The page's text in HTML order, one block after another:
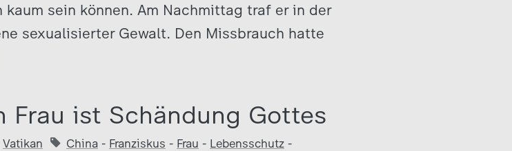
sein können. Am Nachmittag traf er in der
sexualisierter Gewalt. Den Missbrauch hatte
Frau ist Schändung Gottes
Vatikan China - Franziskus - Frau - Lebensschutz -